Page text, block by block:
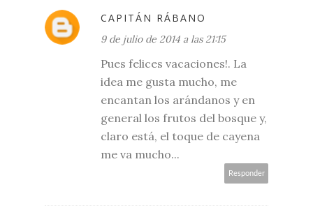
CAPITÁN RÁBANO
9 de julio de 2014 a las 21:15
Pues felices vacaciones!. La
idea me gusta mucho, me
encantan los arándanos y en
general los frutos del bosque y,
claro está, el toque de cayena
me va mucho...
Responder